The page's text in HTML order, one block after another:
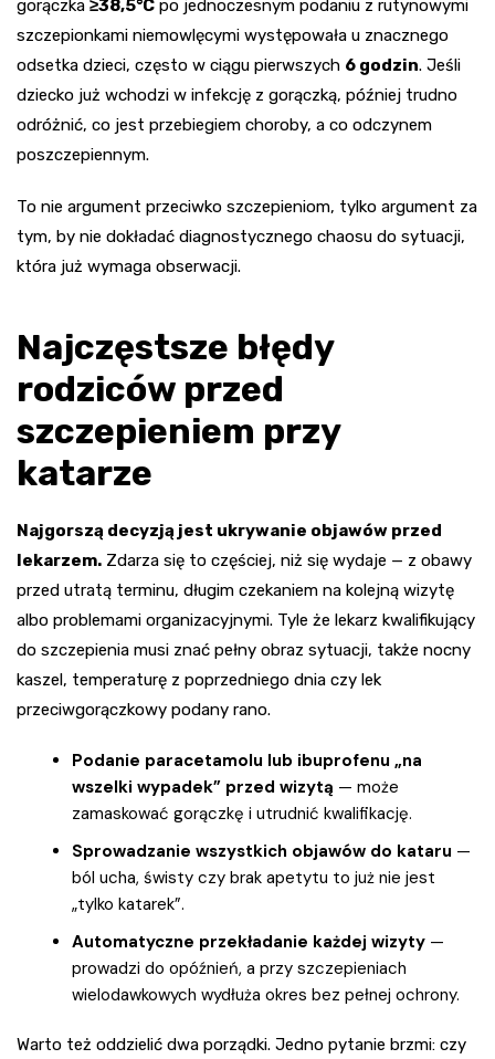
gorączka ≥38,5°C po jednoczesnym podaniu z rutynowymi
szczepionkami niemowlęcymi występowała u znacznego
odsetka dzieci, często w ciągu pierwszych 6 godzin. Jeśli
dziecko już wchodzi w infekcję z gorączką, później trudno
odróżnić, co jest przebiegiem choroby, a co odczynem
poszczepiennym.
To nie argument przeciwko szczepieniom, tylko argument za
tym, by nie dokładać diagnostycznego chaosu do sytuacji,
która już wymaga obserwacji.
Najczęstsze błędy
rodziców przed
szczepieniem przy
katarze
Najgorszą decyzją jest ukrywanie objawów przed
lekarzem. Zdarza się to częściej, niż się wydaje — z obawy
przed utratą terminu, długim czekaniem na kolejną wizytę
albo problemami organizacyjnymi. Tyle że lekarz kwalifikujący
do szczepienia musi znać pełny obraz sytuacji, także nocny
kaszel, temperaturę z poprzedniego dnia czy lek
przeciwgorączkowy podany rano.
Podanie paracetamolu lub ibuprofenu „na
wszelki wypadek” przed wizytą — może
zamaskować gorączkę i utrudnić kwalifikację.
Sprowadzanie wszystkich objawów do kataru —
ból ucha, świsty czy brak apetytu to już nie jest
„tylko katarek”.
Automatyczne przekładanie każdej wizyty —
prowadzi do opóźnień, a przy szczepieniach
wielodawkowych wydłuża okres bez pełnej ochrony.
Warto też oddzielić dwa porządki. Jedno pytanie brzmi: czy